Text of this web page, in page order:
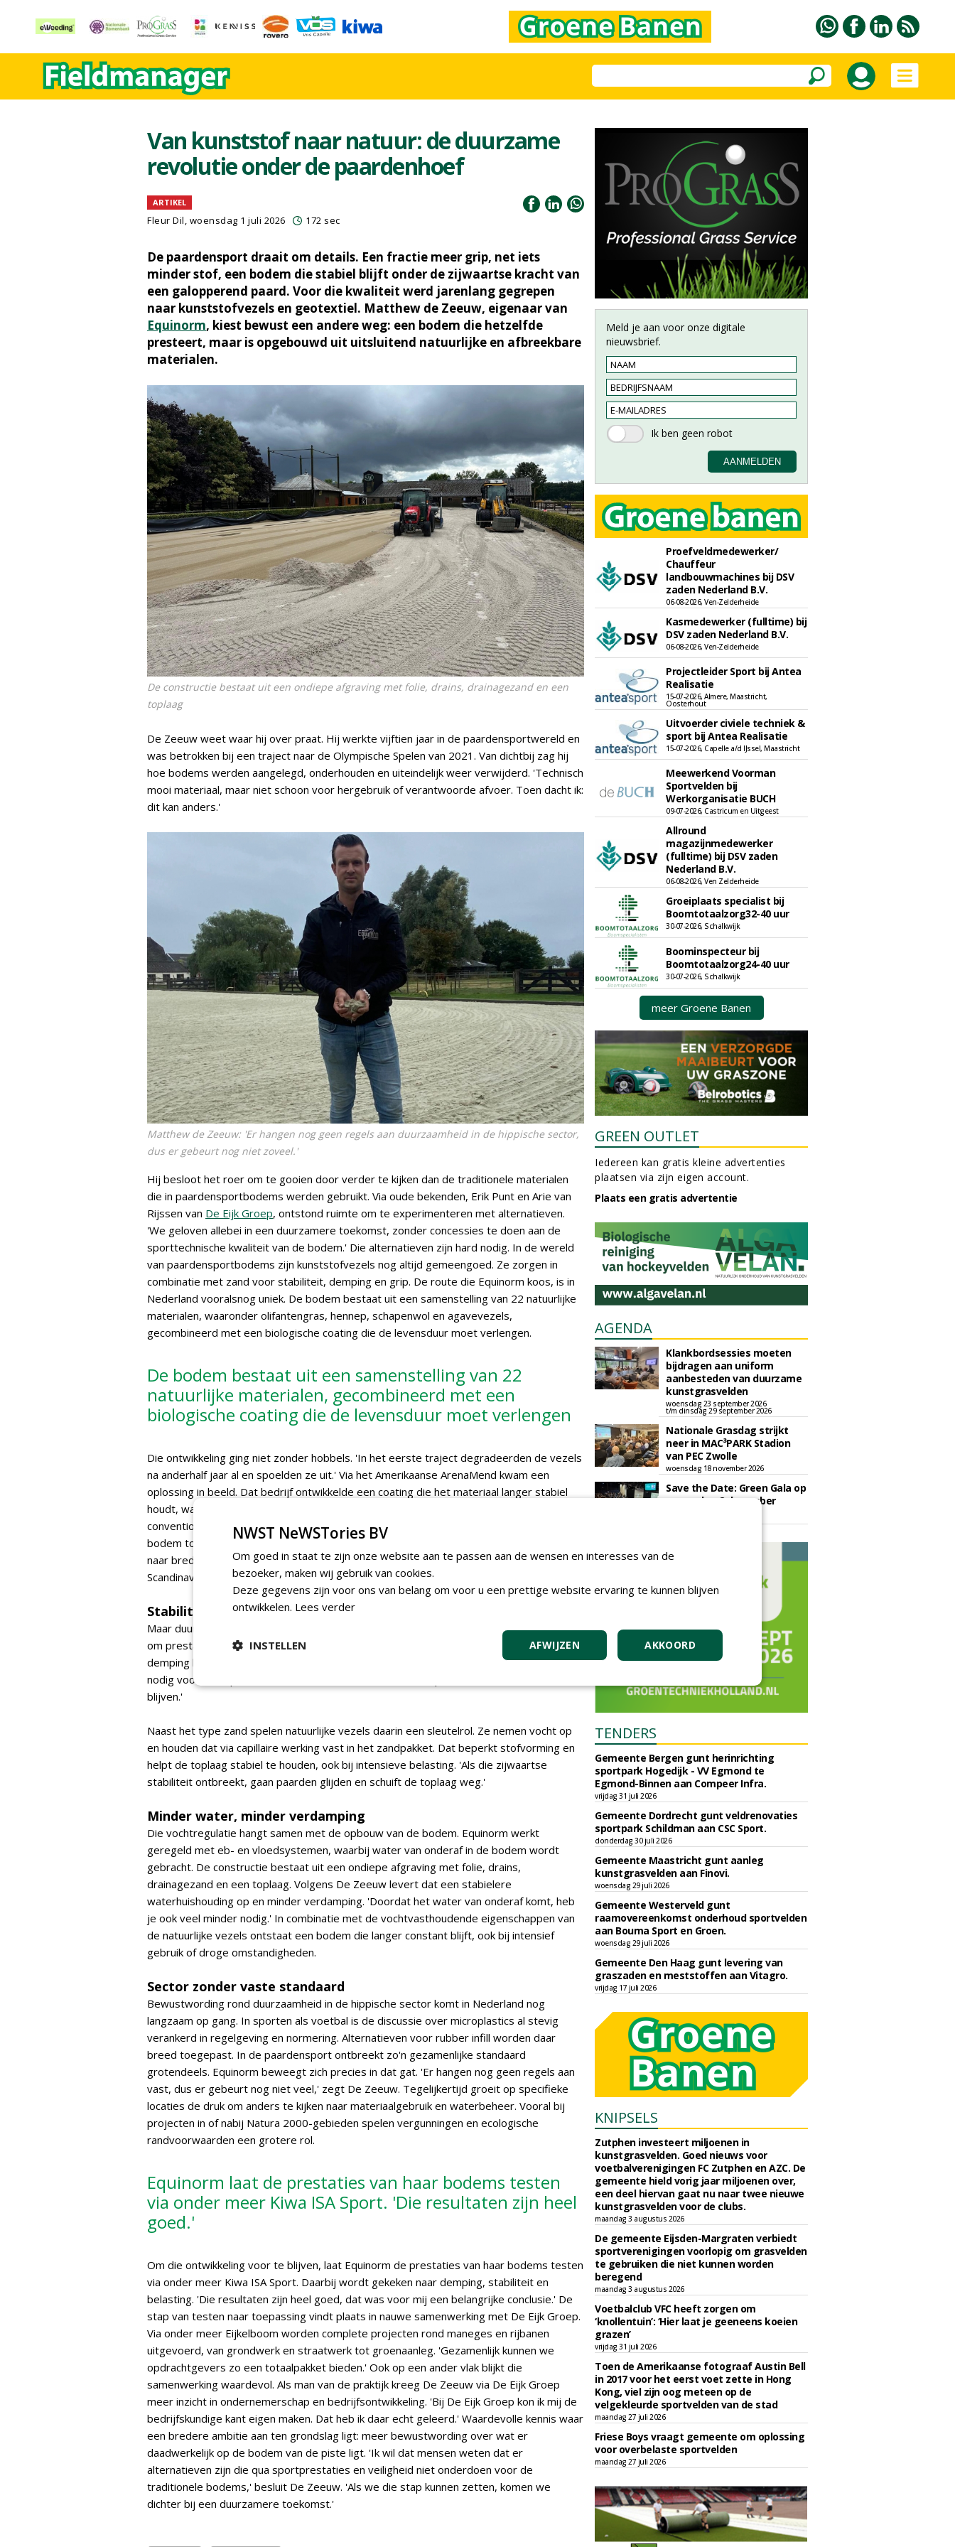
Van kunststof naar natuur: de duurzame
revolutie onder de paardenhoef
ARTIKEL
Fleur Dil, woensdag 1 juli 2026 172 sec
De paardensport draait om details. Een fractie meer grip, net iets
minder stof, een bodem die stabiel blijft onder de zijwaartse kracht van
een galopperend paard. Voor die kwaliteit werd jarenlang gegrepen
naar kunststofvezels en geotextiel. Matthew de Zeeuw, eigenaar van
Equinorm, kiest bewust een andere weg: een bodem die hetzelfde
presteert, maar is opgebouwd uit uitsluitend natuurlijke en afbreekbare
materialen.
De constructie bestaat uit een ondiepe afgraving met folie, drains, drainagezand en een
toplaag
De Zeeuw weet waar hij over praat. Hij werkte vijftien jaar in de paardensportwereld en
was betrokken bij een traject naar de Olympische Spelen van 2021. Van dichtbij zag hij
hoe bodems werden aangelegd, onderhouden en uiteindelijk weer verwijderd. 'Technisch
mooi materiaal, maar niet schoon voor hergebruik of verantwoorde afvoer. Toen dacht ik:
dit kan anders.'
Matthew de Zeeuw: 'Er hangen nog geen regels aan duurzaamheid in de hippische sector,
dus er gebeurt nog niet zoveel.'
Hij besloot het roer om te gooien door verder te kijken dan de traditionele materialen
die in paardensportbodems werden gebruikt. Via oude bekenden, Erik Punt en Arie van
Rijssen van De Eijk Groep, ontstond ruimte om te experimenteren met alternatieven.
'We geloven allebei in een duurzamere toekomst, zonder concessies te doen aan de
sporttechnische kwaliteit van de bodem.' Die alternatieven zijn hard nodig. In de wereld
van paardensportbodems zijn kunststofvezels nog altijd gemeengoed. Ze zorgen in
combinatie met zand voor stabiliteit, demping en grip. De route die Equinorm koos, is in
Nederland vooralsnog uniek. De bodem bestaat uit een samenstelling van 22 natuurlijke
materialen, waaronder olifantengras, hennep, schapenwol en agavevezels,
gecombineerd met een biologische coating die de levensduur moet verlengen.
De bodem bestaat uit een samenstelling van 22
natuurlijke materialen, gecombineerd met een
biologische coating die de levensduur moet verlengen
Die ontwikkeling ging niet zonder hobbels. 'In het eerste traject degradeerden de vezels
na anderhalf jaar al en spoelden ze uit.' Via het Amerikaanse ArenaMend kwam een
oplossing in beeld. Dat bedrijf ontwikkelde een coating die het materiaal langer stabiel
houdt, waardoor de bodem zeven tot tien jaar mee moet gaan, vergelijkbaar met
conventionele systemen. Kort na de introductie, inmiddels een jaar geleden, werd de
bodem toegepast bij een medaillewinnende springruiter in Londen. Dat opende de deur
naar bredere internationale toepassing. 'ArenaMend heeft veel contacten in Engeland en
Scandinavië, ik zit veel in het Midden-Oosten. Zo bestrijken we samen een groot gebied.'
Stabiliteit onder de hoeven
Maar duurzaamheid alleen is in de paardensport niet voldoende. Uiteindelijk draait alles
om prestaties en veiligheid. Een bodem moet onder belasting stabiel blijven, voldoende
demping bieden en grip houden. 'Je hebt neerwaartse, opwaartse en zijwaartse druk
nodig voor een optimaal functionerende bodem. Al die componenten moeten stabiel
blijven.'
Naast het type zand spelen natuurlijke vezels daarin een sleutelrol. Ze nemen vocht op
en houden dat via capillaire werking vast in het zandpakket. Dat beperkt stofvorming en
helpt de toplaag stabiel te houden, ook bij intensieve belasting. 'Als die zijwaartse
stabiliteit ontbreekt, gaan paarden glijden en schuift de toplaag weg.'
Minder water, minder verdamping
Die vochtregulatie hangt samen met de opbouw van de bodem. Equinorm werkt
geregeld met eb- en vloedsystemen, waarbij water van onderaf in de bodem wordt
gebracht. De constructie bestaat uit een ondiepe afgraving met folie, drains,
drainagezand en een toplaag. Volgens De Zeeuw levert dat een stabielere
waterhuishouding op en minder verdamping. 'Doordat het water van onderaf komt, heb
je ook veel minder nodig.' In combinatie met de vochtvasthoudende eigenschappen van
de natuurlijke vezels ontstaat een bodem die langer constant blijft, ook bij intensief
gebruik of droge omstandigheden.
Sector zonder vaste standaard
Bewustwording rond duurzaamheid in de hippische sector komt in Nederland nog
langzaam op gang. In sporten als voetbal is de discussie over microplastics al stevig
verankerd in regelgeving en normering. Alternatieven voor rubber infill worden daar
breed toegepast. In de paardensport ontbreekt zo'n gezamenlijke standaard
grotendeels. Equinorm beweegt zich precies in dat gat. 'Er hangen nog geen regels aan
vast, dus er gebeurt nog niet veel,' zegt De Zeeuw. Tegelijkertijd groeit op specifieke
locaties de druk om anders te kijken naar materiaalgebruik en waterbeheer. Vooral bij
projecten in of nabij Natura 2000-gebieden spelen vergunningen en ecologische
randvoorwaarden een grotere rol.
Equinorm laat de prestaties van haar bodems testen
via onder meer Kiwa ISA Sport. 'Die resultaten zijn heel
goed.'
Om die ontwikkeling voor te blijven, laat Equinorm de prestaties van haar bodems testen
via onder meer Kiwa ISA Sport. Daarbij wordt gekeken naar demping, stabiliteit en
belasting. 'Die resultaten zijn heel goed, dat was voor mij een belangrijke conclusie.' De
stap van testen naar toepassing vindt plaats in nauwe samenwerking met De Eijk Groep.
Via onder meer Eijkelboom worden complete projecten rond maneges en rijbanen
uitgevoerd, van grondwerk en straatwerk tot groenaanleg. 'Gezamenlijk kunnen we
opdrachtgevers zo een totaalpakket bieden.' Ook op een ander vlak blijkt die
samenwerking waardevol. Als man van de praktijk kreeg De Zeeuw via De Eijk Groep
meer inzicht in ondernemerschap en bedrijfsontwikkeling. 'Bij De Eijk Groep kon ik mij de
bedrijfskundige kant eigen maken. Dat heb ik daar echt geleerd.' Waardevolle kennis waar
een bredere ambitie aan ten grondslag ligt: meer bewustwording over wat er
daadwerkelijk op de bodem van de piste ligt. 'Ik wil dat mensen weten dat er
alternatieven zijn die qua sportprestaties en veiligheid niet onderdoen voor de
traditionele bodems,' besluit De Zeeuw. 'Als we die stap kunnen zetten, komen we
dichter bij een duurzamere toekomst.'
Meld je aan voor onze digitale
nieuwsbrief.
Proefveldmedewerker/
Chauffeur
landbouwmachines bij DSV
zaden Nederland B.V.
06-08-2026, Ven-Zelderheide
Kasmedewerker (fulltime) bij
DSV zaden Nederland B.V.
06-08-2026, Ven-Zelderheide
Projectleider Sport bij Antea
Realisatie
15-07-2026, Almere, Maastricht,
Oosterhout
Uitvoerder civiele techniek &
sport bij Antea Realisatie
15-07-2026, Capelle a/d IJssel, Maastricht
Meewerkend Voorman
Sportvelden bij
Werkorganisatie BUCH
09-07-2026, Castricum en Uitgeest
Allround
magazijnmedewerker
(fulltime) bij DSV zaden
Nederland B.V.
06-08-2026, Ven Zelderheide
Groeiplaats specialist bij
Boomtotaalzorg32-40 uur
30-07-2026, Schalkwijk
Boominspecteur bij
Boomtotaalzorg24-40 uur
30-07-2026, Schalkwijk
meer Groene Banen
GREEN OUTLET
Iedereen kan gratis kleine advertenties
plaatsen via zijn eigen account.
Plaats een gratis advertentie
AGENDA
Klankbordsessies moeten
bijdragen aan uniform
aanbesteden van duurzame
kunstgrasvelden
woensdag 23 september 2026
t/m dinsdag 29 september 2026
Nationale Grasdag strijkt
neer in MAC³PARK Stadion
van PEC Zwolle
woensdag 18 november 2026
Save the Date: Green Gala op
woensdag 2 december
TENDERS
Gemeente Bergen gunt herinrichting
sportpark Hogedijk - VV Egmond te
Egmond-Binnen aan Compeer Infra.
vrijdag 31 juli 2026
Gemeente Dordrecht gunt veldrenovaties
sportpark Schildman aan CSC Sport.
donderdag 30 juli 2026
Gemeente Maastricht gunt aanleg
kunstgrasvelden aan Finovi.
woensdag 29 juli 2026
Gemeente Westerveld gunt
raamovereenkomst onderhoud sportvelden
aan Bouma Sport en Groen.
woensdag 29 juli 2026
Gemeente Den Haag gunt levering van
graszaden en meststoffen aan Vitagro.
vrijdag 17 juli 2026
KNIPSELS
Zutphen investeert miljoenen in
kunstgrasvelden. Goed nieuws voor
voetbalverenigingen FC Zutphen en AZC. De
gemeente hield vorig jaar miljoenen over,
een deel hiervan gaat nu naar twee nieuwe
kunstgrasvelden voor de clubs.
maandag 3 augustus 2026
De gemeente Eijsden-Margraten verbiedt
sportverenigingen voorlopig om grasvelden
te gebruiken die niet kunnen worden
beregend
maandag 3 augustus 2026
Voetbalclub VFC heeft zorgen om
‘knollentuin’: ‘Hier laat je geeneens koeien
grazen’
vrijdag 31 juli 2026
Toen de Amerikaanse fotograaf Austin Bell
in 2017 voor het eerst voet zette in Hong
Kong, viel zijn oog meteen op de
velgekleurde sportvelden van de stad
maandag 27 juli 2026
Friese Boys vraagt gemeente om oplossing
voor overbelaste sportvelden
maandag 27 juli 2026
NWST NeWSTories BV
Om goed in staat te zijn onze website aan te passen aan de wensen en interesses van de
bezoeker, maken wij gebruik van cookies.
Deze gegevens zijn voor ons van belang om voor u een prettige website ervaring te kunnen blijven
ontwikkelen. Lees verder
AKKOORD
AFWIJZEN
INSTELLEN